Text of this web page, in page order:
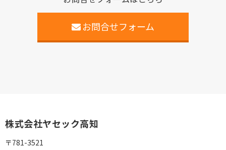
お問合せフォーム
株式会社ヤセック高知
〒781-3521